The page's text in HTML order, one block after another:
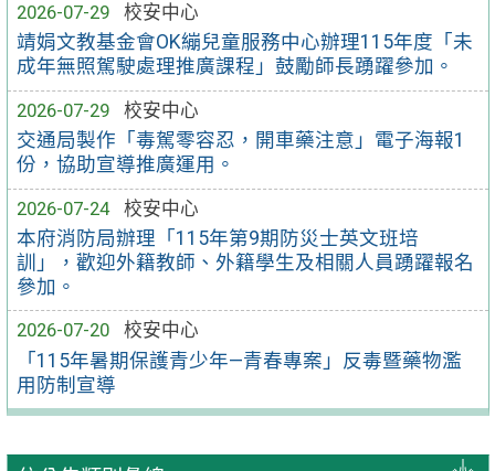
2026-07-29
校安中心
靖娟文教基金會OK繃兒童服務中心辦理115年度「未
成年無照駕駛處理推廣課程」鼓勵師長踴躍參加。
2026-07-29
校安中心
交通局製作「毒駕零容忍，開車藥注意」電子海報1
份，協助宣導推廣運用。
2026-07-24
校安中心
本府消防局辦理「115年第9期防災士英文班培
訓」，歡迎外籍教師、外籍學生及相關人員踴躍報名
參加。
2026-07-20
校安中心
「115年暑期保護青少年—青春專案」反毒暨藥物濫
用防制宣導